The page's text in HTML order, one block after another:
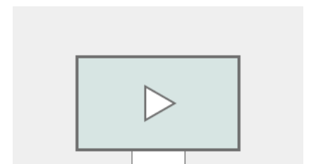
【友達と一緒で、ストリートバスケをやろう】
好みのスタイルでアリーナを作成し、すぐにマッ